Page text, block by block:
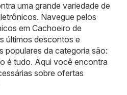
uma grande variedade de
. Navegue pelos
em Cachoeiro de
últimos descontos e
populares da categoria são:
é tudo. Aqui você encontra
sobre ofertas